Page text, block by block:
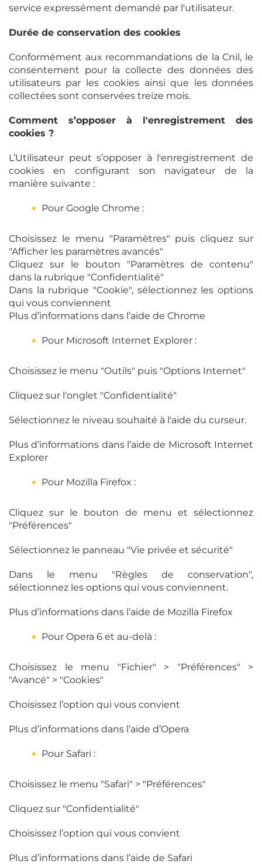
service expressément demandé par l'utilisateur.
Durée de conservation des cookies
Conformément aux recommandations de la Cnil, le
consentement pour la collecte des données des
utilisateurs par les cookies ainsi que les données
collectées sont conservées treize mois.
Comment s’opposer à l'enregistrement des
cookies ?
L’Utilisateur peut s’opposer à l'enregistrement de
cookies en configurant son navigateur de la
manière suivante :
Pour Google Chrome :
Choisissez le menu "Paramètres" puis cliquez sur
"Afficher les paramètres avancés"
Cliquez sur le bouton "Paramètres de contenu"
dans la rubrique "Confidentialité"
Dans la rubrique "Cookie", sélectionnez les options
qui vous conviennent
Plus d’informations dans l’aide de Chrome
Pour Microsoft Internet Explorer :
Choisissez le menu "Outils" puis "Options Internet"
Cliquez sur l'onglet "Confidentialité"
Sélectionnez le niveau souhaité à l'aide du curseur.
Plus d’informations dans l’aide de Microsoft Internet
Explorer
Pour Mozilla Firefox :
Cliquez sur le bouton de menu et sélectionnez
"Préférences"
Sélectionnez le panneau "Vie privée et sécurité"
Dans le menu "Règles de conservation",
sélectionnez les options qui vous conviennent.
Plus d’informations dans l’aide de Mozilla Firefox
Pour Opera 6 et au-delà :
Choisissez le menu "Fichier" > "Préférences" >
"Avancé" > "Cookies"
Choisissez l’option qui vous convient
Plus d’informations dans l’aide d’Opera
Pour Safari :
Choisissez le menu "Safari" > "Préférences"
Cliquez sur "Confidentialité"
Choisissez l’option qui vous convient
Plus d’informations dans l’aide de Safari